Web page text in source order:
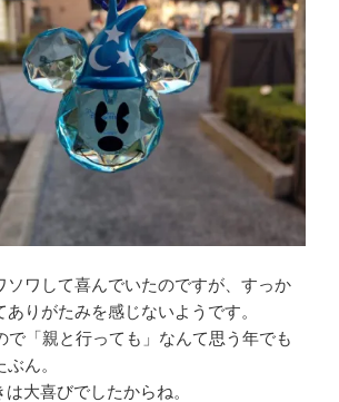
ソワして喜んでいたのですが、すっか
ありがたみを感じないようです。
で「親と行っても」なんて思う年でも
ん。
大喜びでしたからね。